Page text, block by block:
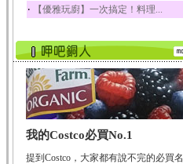
草魚
素C、及豐富的蛋白...
‧ 【優雅玩廚】一次搞定！料理...
我的Costco必買No.1
提到Costco，大家都有說不完的必買名